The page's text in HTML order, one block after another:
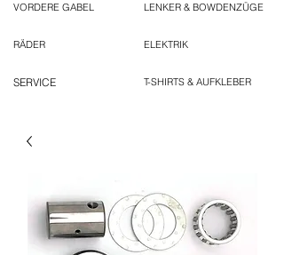
VORDERE GABEL
RÄDER
SERVICE
LENKER & BOWDENZÜGE
ELEKTRIK
T-SHIRTS & AUFKLEBER